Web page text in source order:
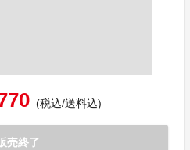
(税込/送料込)
売終了